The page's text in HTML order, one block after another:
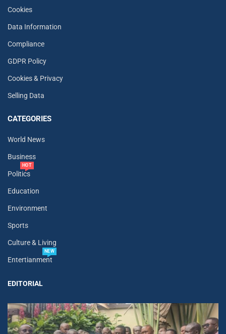
Cookies
Data Information
Compliance
GDPR Policy
Cookies & Privacy
Selling Data
CATEGORIES
World News
Business
Politics
HOT
Education
Environment
Sports
Culture & Living
Entertianment
NEW
EDITORIAL